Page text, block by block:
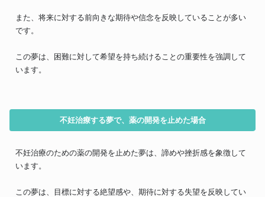
また、将来に対する前向きな期待や信念を反映していることが多い
です。
この夢は、困難に対して希望を持ち続けることの重要性を強調して
います。
不妊治療する夢で、薬の開発を止めた場合
不妊治療のための薬の開発を止めた夢は、諦めや挫折感を象徴して
います。
この夢は、目標に対する絶望感や、期待に対する失望を反映してい